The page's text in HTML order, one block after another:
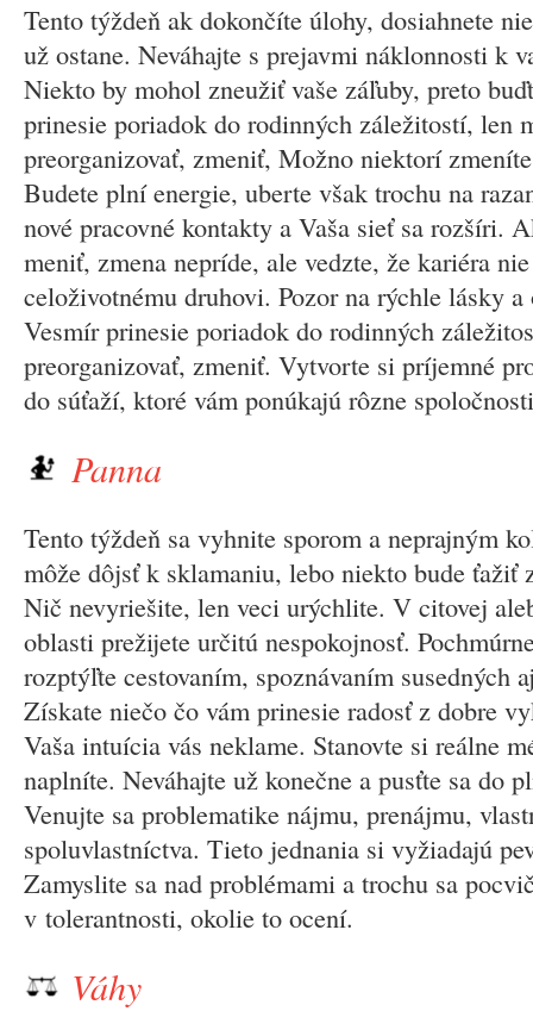
Tento týždeň ak dokončíte úlohy, dosiahnete
už ostane. Neváhajte s prejavmi náklonnosti k
Niekto by mohol zneužiť vaše záľuby, preto
prinesie poriadok do rodinných záležitostí, len
preorganizovať, zmeniť, Možno niektorí
Budete plní energie, uberte však trochu na
nové pracovné kontakty a Vaša sieť sa rozšíri.
meniť, zmena nepríde, ale vedzte, že kariéra
celoživotnému druhovi. Pozor na rýchle lásky a
Vesmír prinesie poriadok do rodinných
preorganizovať, zmeniť. Vytvorte si príjemné
do súťaží, ktoré vám ponúkajú rôzne
Panna
Tento týždeň sa vyhnite sporom a neprajným
môže dôjsť k sklamaniu, lebo niekto bude ťažiť
Nič nevyriešite, len veci urýchlite. V citovej
oblasti prežijete určitú nespokojnosť.
rozptýľte cestovaním, spoznávaním susedných
Získate niečo čo vám prinesie radosť z dobre
Vaša intuícia vás neklame. Stanovte si reálne
naplníte. Neváhajte už konečne a pusťte sa do
Venujte sa problematike nájmu, prenájmu,
spoluvlastníctva. Tieto jednania si vyžiadajú
Zamyslite sa nad problémami a trochu sa
v tolerantnosti, okolie to ocení.
Váhy